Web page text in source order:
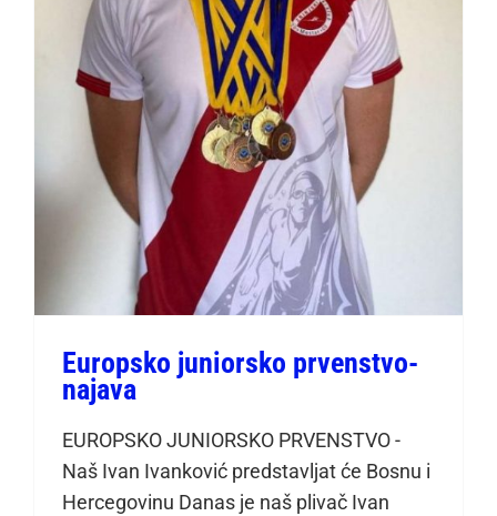
Europsko juniorsko
prvenstvo-najava
Europsko juniorsko prvenstvo-
najava
EUROPSKO JUNIORSKO PRVENSTVO -
Naš Ivan Ivanković predstavljat će Bosnu i
Hercegovinu Danas je naš plivač Ivan